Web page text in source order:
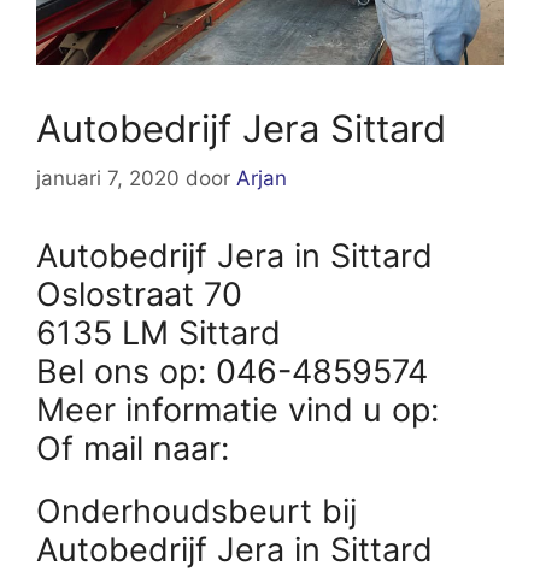
Autobedrijf Jera Sittard
januari 7, 2020 door Arjan
Autobedrijf Jera in Sittard
Oslostraat 70
6135 LM Sittard
Bel ons op: 046-4859574
Meer informatie vind u op:
Of mail naar:
Onderhoudsbeurt bij
Autobedrijf Jera in Sittard